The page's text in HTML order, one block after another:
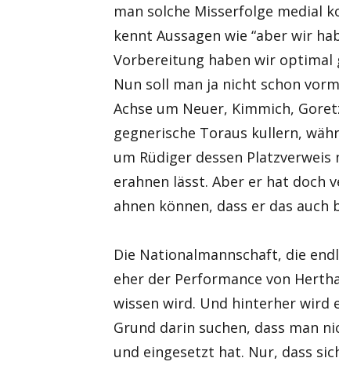
man solche Misserfolge medial
kennt Aussagen wie “aber wir
Vorbereitung haben wir optimal
Nun soll man ja nicht schon
Achse um Neuer, Kimmich,
gegnerische Toraus kullern,
um Rüdiger dessen
erahnen lässt. Aber er hat doch
ahnen können, dass er das
Die Nationalmannschaft, die
eher der Performance von
wissen wird. Und hinterher wird
Grund darin suchen, dass man
und eingesetzt hat. Nur, dass